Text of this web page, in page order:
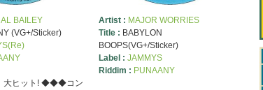
BAILEY
(VG+/Sticker)
大ヒット! ◆◆◆コン
Artist : MAJOR WORRIES
Title : BABYLON
BOOPS(VG+/Sticker)
Label : JAMMYS
Riddim : PUNAANY